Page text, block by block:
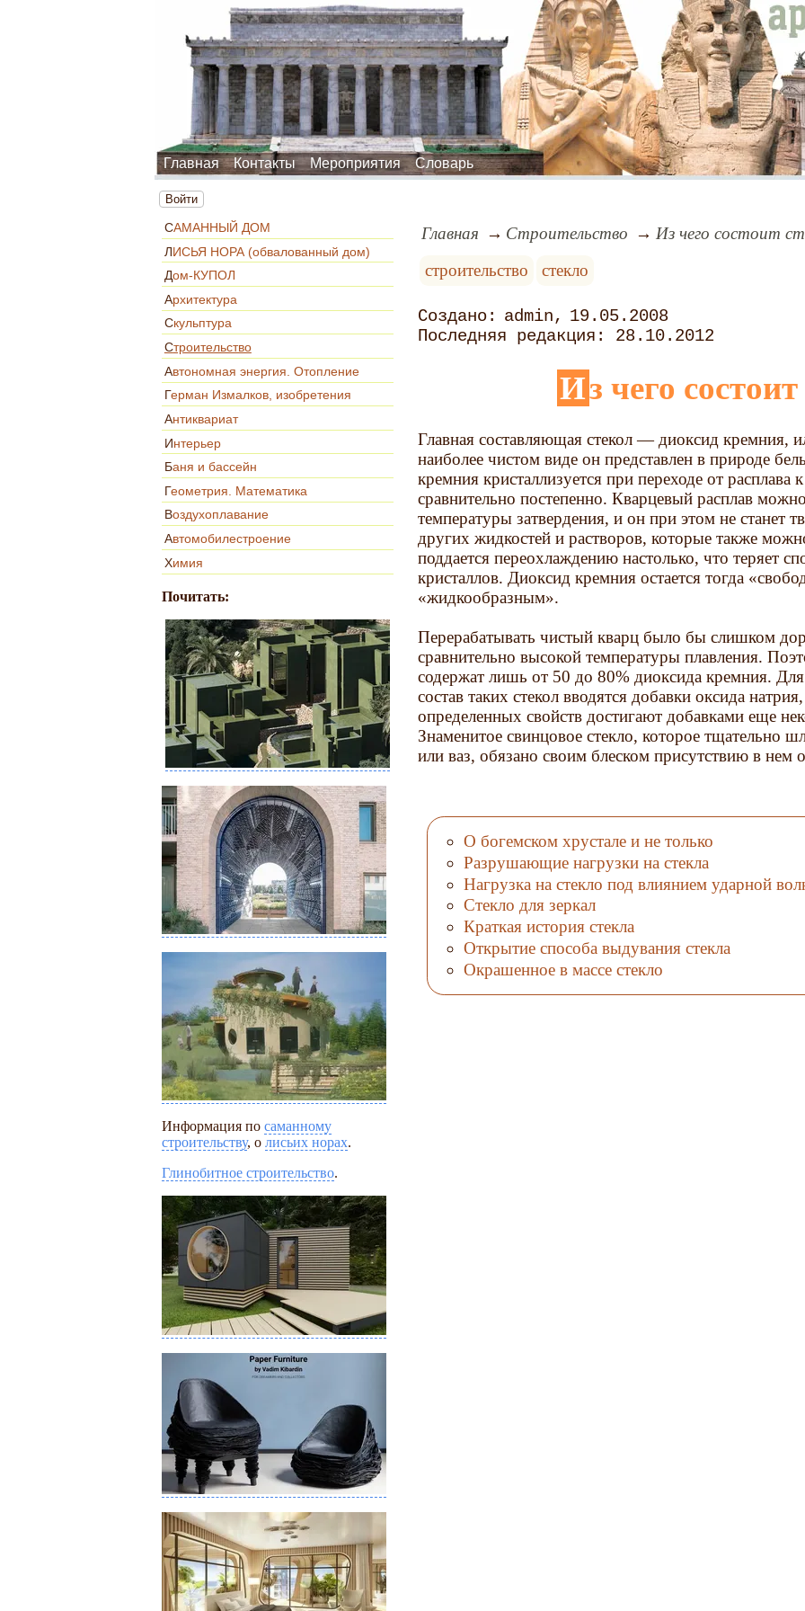
Главная Контакты Мероприятия Словарь
Войти
САМАННЫЙ ДОМ
ЛИСЬЯ НОРА (обвалованный дом)
Дом-КУПОЛ
Архитектура
Скульптура
Строительство
Автономная энергия. Отопление
Герман Измалков, изобретения
Антиквариат
Интерьер
Баня и бассейн
Геометрия. Математика
Воздухоплавание
Автомобилестроение
Химия
Почитать:
Информация по саманному
строительству, о лисьих норах.
Глинобитное строительство.
Главная Строительство
Из чего состоит
строительство
стекло
admin
19.05.2008
28.10.2012
Из чего
Главная составляющая стекол — диоксид
наиболее чистом виде он представлен в природе
кремния кристаллизуется при переходе от расплава
сравнительно постепенно. Кварцевый расплав
температуры затвердения, и он при этом не станет
других жидкостей и растворов, которые также
поддается переохлаждению настолько, что теряет
кристаллов. Диоксид кремния остается тогда
«жидкообразным».
Перерабатывать чистый кварц было бы слишком
сравнительно высокой температуры плавления.
содержат лишь от 50 до 80% диоксида кремния.
состав таких стекол вводятся добавки оксида
определенных свойств достигают добавками еще
Знаменитое свинцовое стекло, которое тщательно
или ваз, обязано своим блеском присутствию в нем
О богемском хрустале и не только
Разрушающие нагрузки на стекла
Нагрузка на стекло под влиянием ударной
Стекло для зеркал
Краткая история стекла
Открытие способа выдувания стекла
Окрашенное в массе стекло